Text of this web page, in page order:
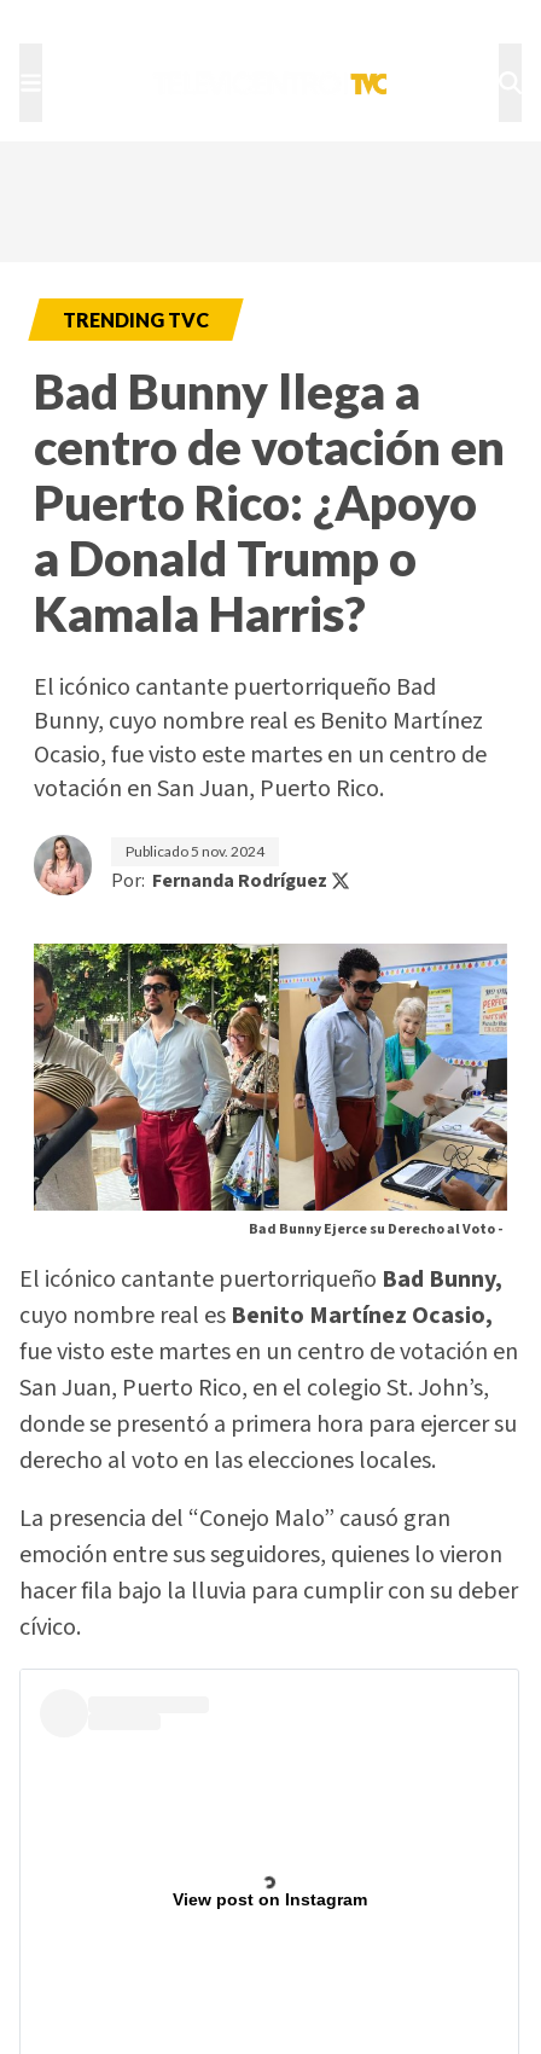
TRENDING TVC
Bad Bunny llega a
centro de votación en
Puerto Rico: ¿Apoyo
a Donald Trump o
Kamala Harris?
El icónico cantante puertorriqueño Bad
Bunny, cuyo nombre real es Benito Martínez
Ocasio, fue visto este martes en un centro de
votación en San Juan, Puerto Rico.
Publicado5 nov. 2024
Por: Fernanda Rodríguez
Bad Bunny Ejerce su Derecho al Voto -
El icónico cantante puertorriqueño Bad Bunny,
cuyo nombre real es Benito Martínez Ocasio,
fue visto este martes en un centro de votación en
San Juan, Puerto Rico, en el colegio St. John’s,
donde se presentó a primera hora para ejercer su
derecho al voto en las elecciones locales.
La presencia del “Conejo Malo” causó gran
emoción entre sus seguidores, quienes lo vieron
hacer fila bajo la lluvia para cumplir con su deber
cívico.
View post on Instagram